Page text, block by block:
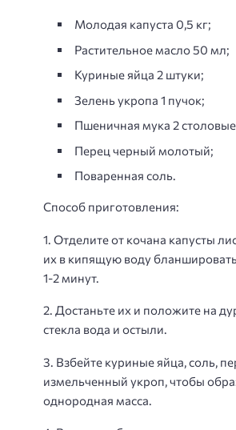
Молодая капуста 0,5 кг;
Растительное масло 50 мл;
Куриные яйца 2 штуки;
Зелень укропа 1 пучок;
Пшеничная мука 2
Перец черный молотый;
Поваренная соль.
Способ приготовления:
1. Отделите от кочана капусты
их в кипящую воду
1-2 минут.
2. Достаньте их и положите на
стекла вода и остыли.
3. Взбейте куриные яйца, соль,
измельченный укроп, чтобы
однородная масса.